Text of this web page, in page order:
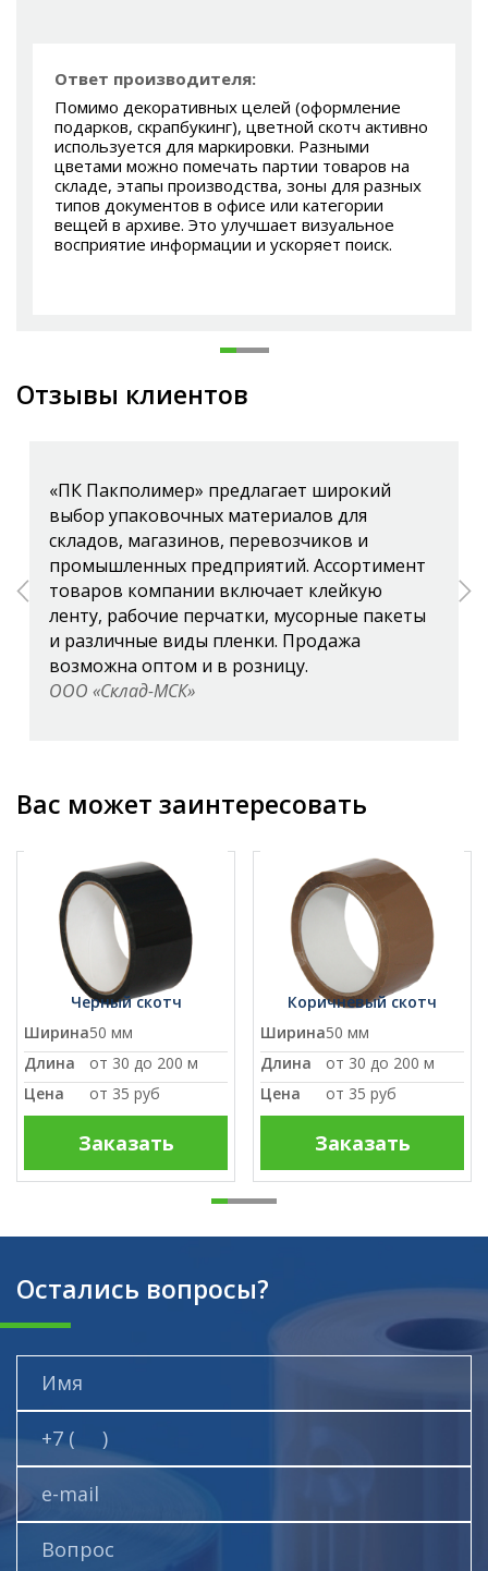
Ответ производителя:
Помимо декоративных целей (оформление
подарков, скрапбукинг), цветной скотч активно
используется для маркировки. Разными
цветами можно помечать партии товаров на
складе, этапы производства, зоны для разных
типов документов в офисе или категории
вещей в архиве. Это улучшает визуальное
восприятие информации и ускоряет поиск.
Отзывы клиентов
«ПК Пакполимер» предлагает широкий
выбор упаковочных материалов для
складов, магазинов, перевозчиков и
промышленных предприятий. Ассортимент
товаров компании включает клейкую
ленту, рабочие перчатки, мусорные пакеты
и различные виды пленки. Продажа
возможна оптом и в розницу.
ООО «Склад-МСК»
Вас может заинтересовать
Черный скотч
Ширина50 мм
Длина
от 30 до 200 м
Цена
от 35 руб
Заказать
Коричневый скотч
Ширина50 мм
Длина
от 30 до 200 м
Цена
от 35 руб
Заказать
Остались вопросы?